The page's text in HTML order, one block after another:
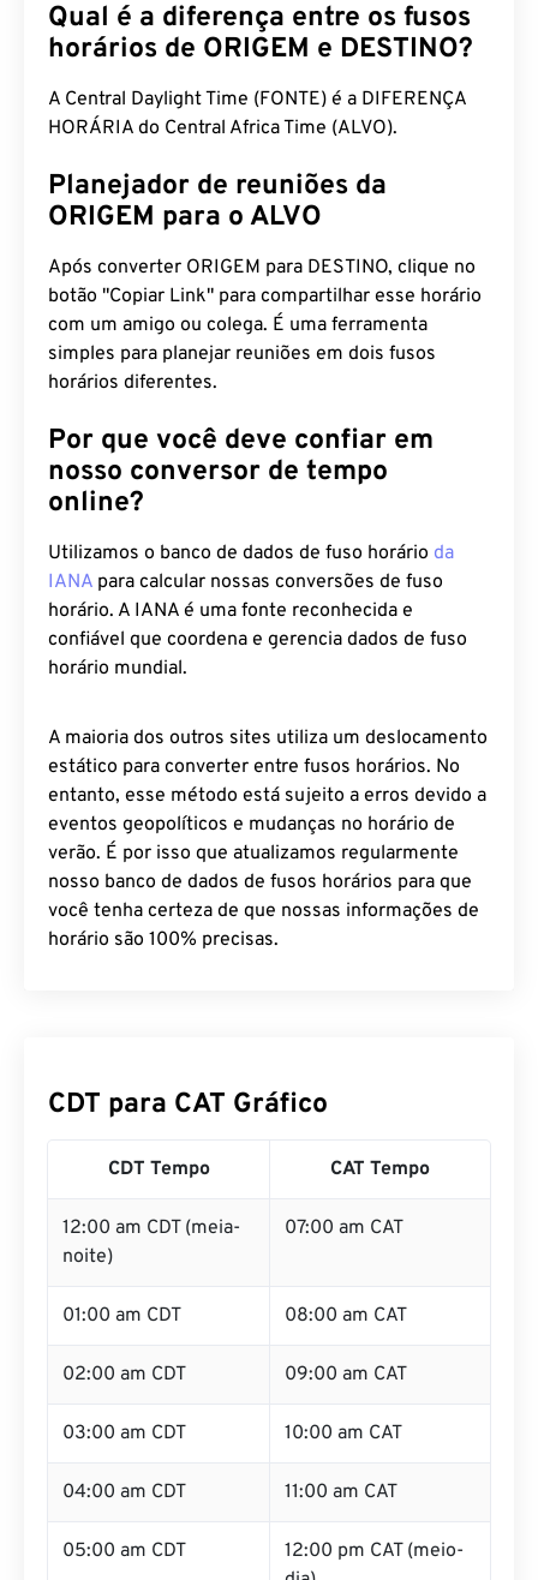
Qual é a diferença entre os fusos
horários de ORIGEM e DESTINO?
A Central Daylight Time (FONTE) é a DIFERENÇA
HORÁRIA do Central Africa Time (ALVO).
Planejador de reuniões da
ORIGEM para o ALVO
Após converter ORIGEM para DESTINO, clique no
botão "Copiar Link" para compartilhar esse horário
com um amigo ou colega. É uma ferramenta
simples para planejar reuniões em dois fusos
horários diferentes.
Por que você deve confiar em
nosso conversor de tempo
online?
Utilizamos o banco de dados de fuso horário da
IANA para calcular nossas conversões de fuso
horário. A IANA é uma fonte reconhecida e
confiável que coordena e gerencia dados de fuso
horário mundial.
A maioria dos outros sites utiliza um deslocamento
estático para converter entre fusos horários. No
entanto, esse método está sujeito a erros devido a
eventos geopolíticos e mudanças no horário de
verão. É por isso que atualizamos regularmente
nosso banco de dados de fusos horários para que
você tenha certeza de que nossas informações de
horário são 100% precisas.
CDT para CAT Gráfico
CDT Tempo CAT Tempo
12:00 am CDT (meia-
noite)
07:00 am CAT
01:00 am CDT 08:00 am CAT
02:00 am CDT 09:00 am CAT
03:00 am CDT 10:00 am CAT
04:00 am CDT 11:00 am CAT
05:00 am CDT
12:00 pm CAT (meio-